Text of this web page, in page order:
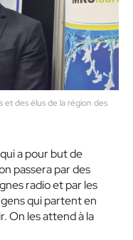
et des élus de la région des
a pour but de
passera par des
radio et par les
qui partent en
On les attend à la